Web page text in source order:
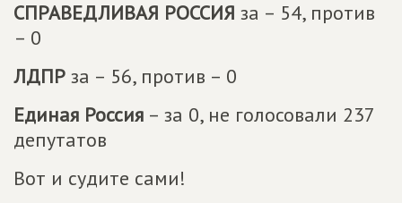
СПРАВЕДЛИВАЯ РОССИЯ за – 54, против
– 0
ЛДПР за – 56, против – 0
Единая Россия – за 0, не голосовали 237
депутатов
Вот и судите сами!